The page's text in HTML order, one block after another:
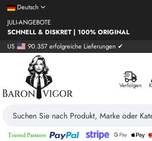
Deutsch
JULI-ANGEBOTE
SCHNELL & DISKRET | 100% ORIGINAL
US
90.357 erfolgreiche Lieferungen ✔
Verfolgen